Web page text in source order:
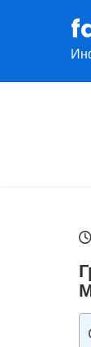
содержимому